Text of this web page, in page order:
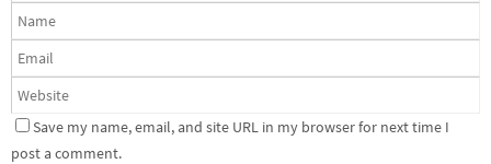
Save my name, email, and site URL in my browser for next time I
post a comment.